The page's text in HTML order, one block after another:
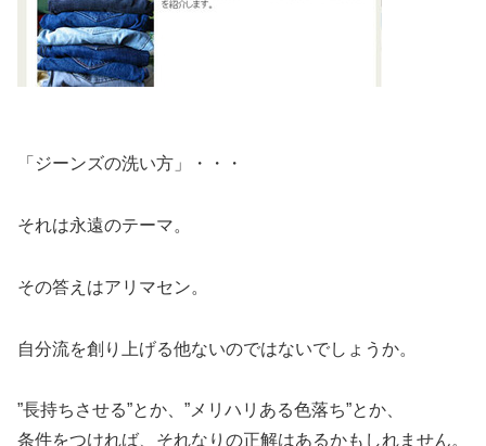
「ジーンズの洗い方」・・・
それは永遠のテーマ。
その答えはアリマセン。
自分流を創り上げる他ないのではないでしょうか。
”長持ちさせる”とか、”メリハリある色落ち”とか、
条件をつければ、それなりの正解はあるかもしれません。